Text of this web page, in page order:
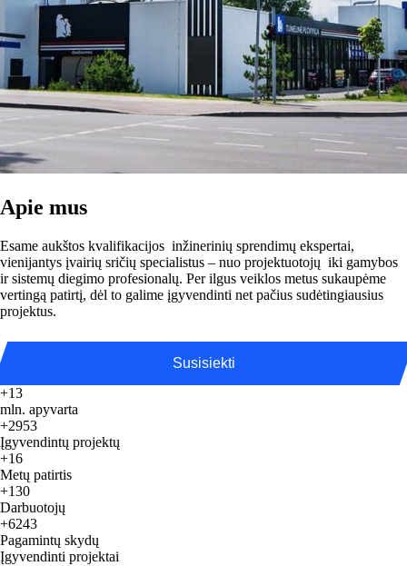
Apie mus
Esame aukštos kvalifikacijos inžinerinių sprendimų ekspertai,
vienijantys įvairių sričių specialistus – nuo projektuotojų iki gamybos
ir sistemų diegimo profesionalų. Per ilgus veiklos metus sukaupėme
vertingą patirtį, dėl to galime įgyvendinti net pačius sudėtingiausius
projektus.
Susisiekti
+13
mln. apyvarta
+2953
Įgyvendintų projektų
+16
Metų patirtis
+130
Darbuotojų
+6243
Pagamintų skydų
Įgyvendinti projektai